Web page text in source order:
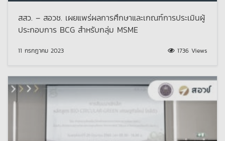
สสว. – สอวช. เผยแพร่ผลการศึกษาและเกณฑ์การประเมินผู้
ประกอบการ BCG สำหรับกลุ่ม MSME
11 กรกฎาคม 2023 1736 Views